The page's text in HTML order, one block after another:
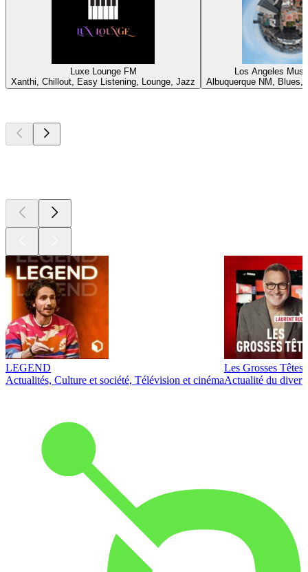
Luxe Lounge FM
Xanthi, Chillout, Easy Listening, Lounge, Jazz
Los Angeles
Albuquerque NM, Blues,
LEGEND
Actualités, Culture et société, Télévision et cinéma
Les Grosses Têtes
Actualité du